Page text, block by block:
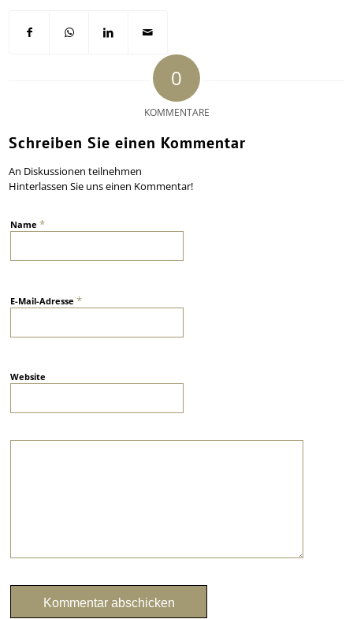
0
KOMMENTARE
Schreiben Sie einen Kommentar
An Diskussionen teilnehmen
Hinterlassen Sie uns einen Kommentar!
Name*
E-Mail-Adresse*
Website